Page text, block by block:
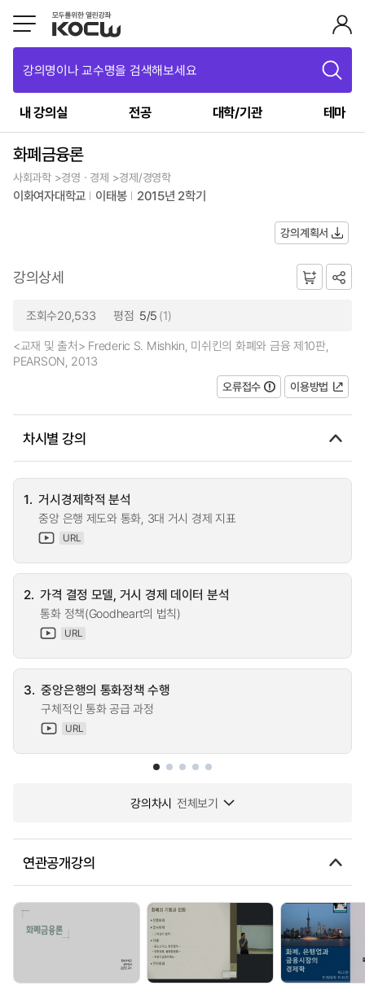
강의명이나 교수명을 검색해보세요
내 강의실 전공 대학/기관 테마
화폐금융론
사회과학 >경영ㆍ경제 >경제/경영학
이화여자대학교 이태봉 2015년 2학기
강의계획서
강의상세
조회수20,533 평점 5/5 (1)
<교재 및 출처> Frederic S. Mishkin, 미쉬킨의 화폐와 금융 제10판,
PEARSON, 2013
오류접수
이용방법
차시별 강의
1. 거시경제학적 분석
중앙 은행 제도와 통화, 3대 거시 경제 지표
URL
2. 가격 결정 모델, 거시 경제 데이터 분석
통화 정책(Goodheart의 법칙)
URL
3. 중앙은행의 통화정책 수행
구체적인 통화 공급 과정
URL
강의차시 전체보기
연관공개강의